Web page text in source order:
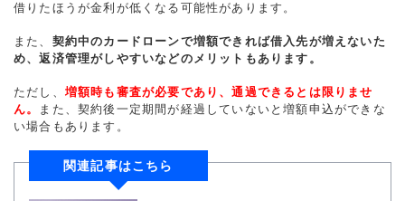
借りたほうが金利が低くなる可能性があります。
また、 契約中のカードローンで増額できれば借入先が増えないた
め、返済管理がしやすいなどのメリットもあります。
ただし、 増額時も審査が必要であり、通過できるとは限りませ
ん。
また、契約後一定期間が経過していないと増額申込ができな
い場合もあります。
関連記事はこちら